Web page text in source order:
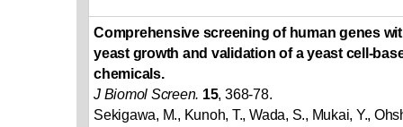
Comprehensive screening of human genes
yeast growth and validation of a yeast cell-
chemicals.
J Biomol Screen. 15, 368-78.
Sekigawa, M., Kunoh, T., Wada, S., Mukai, Y.,